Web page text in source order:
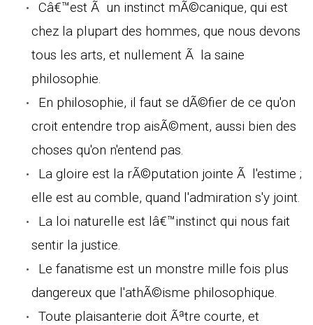
Câ€™est Ã un instinct mÃ©canique, qui est
chez la plupart des hommes, que nous devons
tous les arts, et nullement Ã la saine
philosophie.
En philosophie, il faut se dÃ©fier de ce qu'on
croit entendre trop aisÃ©ment, aussi bien des
choses qu'on n'entend pas.
La gloire est la rÃ©putation jointe Ã l'estime ;
elle est au comble, quand l'admiration s'y joint.
La loi naturelle est lâ€™instinct qui nous fait
sentir la justice.
Le fanatisme est un monstre mille fois plus
dangereux que l'athÃ©isme philosophique.
Toute plaisanterie doit Ãªtre courte, et